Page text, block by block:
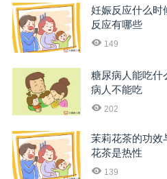
妊娠反应什么时
反应有哪些
149
糖尿病人能吃什
病人不能吃
202
茉莉花茶的功效
花茶是热性
139